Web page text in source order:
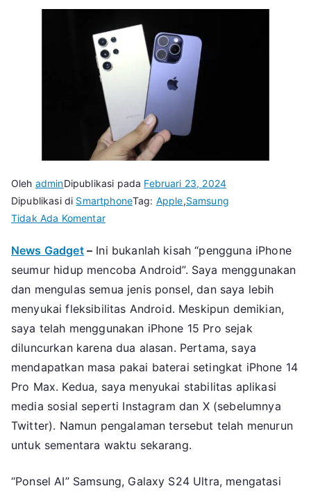
Oleh adminDipublikasi pada Februari 23, 2024
Dipublikasi di SmartphoneTag: Apple,Samsung
Tidak Ada Komentarpada
Galaxy
S24
Ultra
Lebih
Bagus
iPhone
15
Pro
News Gadget– Ini bukanlah kisah “pengguna iPhone
seumur hidup mencoba Android”. Saya menggunakan
dan mengulas semua jenis ponsel, dan saya lebih
menyukai fleksibilitas Android. Meskipun demikian,
saya telah menggunakan iPhone 15 Pro sejak
diluncurkan karena dua alasan. Pertama, saya
mendapatkan masa pakai baterai setingkat iPhone 14
Pro Max. Kedua, saya menyukai stabilitas aplikasi
media sosial seperti Instagram dan X (sebelumnya
Twitter). Namun pengalaman tersebut telah menurun
untuk sementara waktu sekarang.
“Ponsel AI” Samsung, Galaxy S24 Ultra, mengatasi